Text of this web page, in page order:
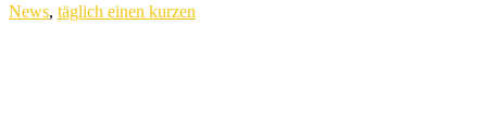
News, täglich einen kurzen